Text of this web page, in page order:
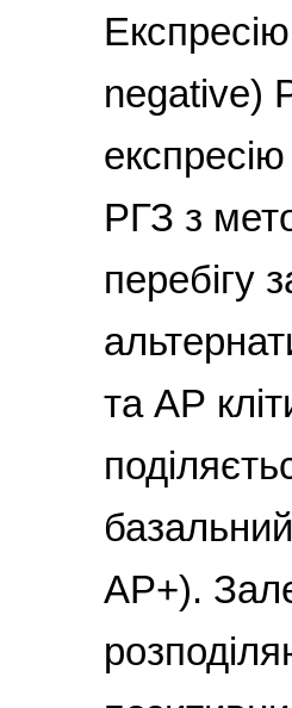
negative)
РГЗ з
перебігу
та АР
АР+).